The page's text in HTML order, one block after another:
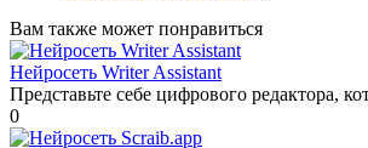
Вам также может понравиться
Нейросеть Writer Assistant
Представьте себе цифрового редактора,
0